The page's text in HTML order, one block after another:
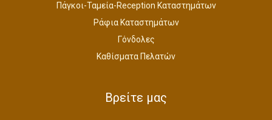
Πάγκοι-Ταμεία-Reception Καταστημάτων
Ράφια Καταστημάτων
Γόνδολες
Καθίσματα Πελατών
Βρείτε μας